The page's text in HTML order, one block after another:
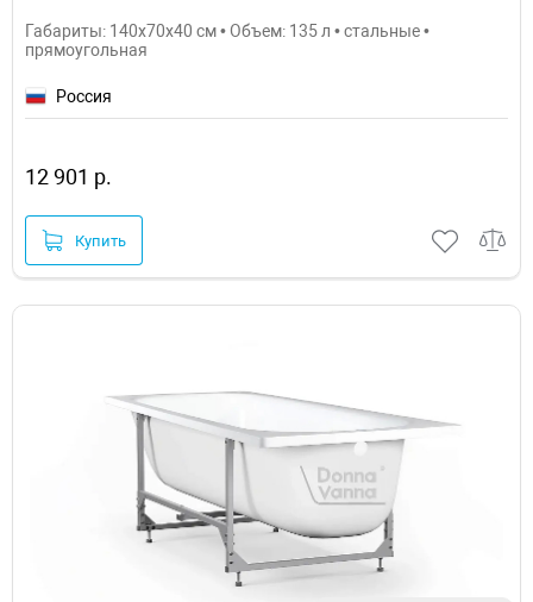
Габариты: 140x70x40 см • Объем: 135 л • стальные •
прямоугольная
Россия
12 901 р.
Купить